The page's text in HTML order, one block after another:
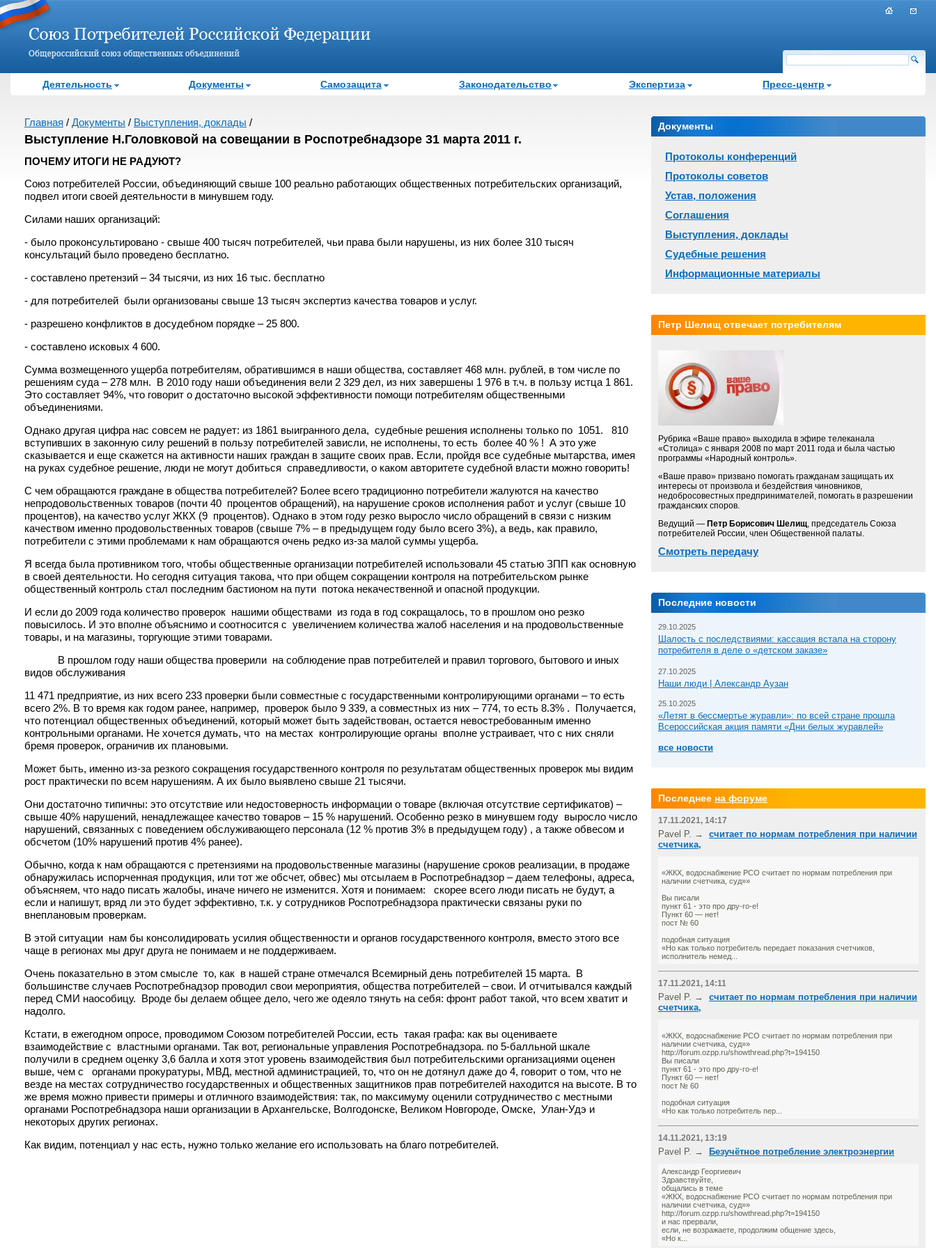
Деятельность Документы Самозащита Законодательство Экспертиза Пресс-центр
Главная / Документы / Выступления, доклады /
Выступление Н.Головковой на совещании в Роспотребнадзоре 31 марта 2011 г.
ПОЧЕМУ ИТОГИ НЕ РАДУЮТ?
Союз потребителей России, объединяющий свыше 100 реально работающих общественных потребительских организаций,
подвел итоги своей деятельности в минувшем году.
Силами наших организаций:
- было проконсультировано - свыше 400 тысяч потребителей, чьи права были нарушены, из них более 310 тысяч
консультаций было проведено бесплатно.
- составлено претензий – 34 тысячи, из них 16 тыс. бесплатно
- для потребителей были организованы свыше 13 тысяч экспертиз качества товаров и услуг.
- разрешено конфликтов в досудебном порядке – 25 800.
- составлено исковых 4 600.
Сумма возмещенного ущерба потребителям, обратившимся в наши общества, составляет 468 млн. рублей, в том числе по
решениям суда – 278 млн. В 2010 году наши объединения вели 2 329 дел, из них завершены 1 976 в т.ч. в пользу истца 1 861.
Это составляет 94%, что говорит о достаточно высокой эффективности помощи потребителям общественными
объединениями.
Однако другая цифра нас совсем не радует: из 1861 выигранного дела, судебные решения исполнены только по 1051. 810
вступивших в законную силу решений в пользу потребителей зависли, не исполнены, то есть более 40 % ! А это уже
сказывается и еще скажется на активности наших граждан в защите своих прав. Если, пройдя все судебные мытарства, имея
на руках судебное решение, люди не могут добиться справедливости, о каком авторитете судебной власти можно говорить!
С чем обращаются граждане в общества потребителей? Более всего традиционно потребители жалуются на качество
непродовольственных товаров (почти 40 процентов обращений), на нарушение сроков исполнения работ и услуг (свыше 10
процентов), на качество услуг ЖКХ (9 процентов). Однако в этом году резко выросло число обращений в связи с низким
качеством именно продовольственных товаров (свыше 7% – в предыдущем году было всего 3%), а ведь, как правило,
потребители с этими проблемами к нам обращаются очень редко из-за малой суммы ущерба.
Я всегда была противником того, чтобы общественные организации потребителей использовали 45 статью ЗПП как основную
в своей деятельности. Но сегодня ситуация такова, что при общем сокращении контроля на потребительском рынке
общественный контроль стал последним бастионом на пути потока некачественной и опасной продукции.
И если до 2009 года количество проверок нашими обществами из года в год сокращалось, то в прошлом оно резко
повысилось. И это вполне объяснимо и соотносится с увеличением количества жалоб населения и на продовольственные
товары, и на магазины, торгующие этими товарами.
В прошлом году наши общества проверили на соблюдение прав потребителей и правил торгового, бытового и иных
видов обслуживания
11 471 предприятие, из них всего 233 проверки были совместные с государственными контролирующими органами – то есть
всего 2%. В то время как годом ранее, например, проверок было 9 339, а совместных из них – 774, то есть 8.3% . Получается,
что потенциал общественных объединений, который может быть задействован, остается невостребованным именно
контрольными органами. Не хочется думать, что на местах контролирующие органы вполне устраивает, что с них сняли
бремя проверок, ограничив их плановыми.
Может быть, именно из-за резкого сокращения государственного контроля по результатам общественных проверок мы видим
рост практически по всем нарушениям. А их было выявлено свыше 21 тысячи.
Они достаточно типичны: это отсутствие или недостоверность информации о товаре (включая отсутствие сертификатов) –
свыше 40% нарушений, ненадлежащее качество товаров – 15 % нарушений. Особенно резко в минувшем году выросло число
нарушений, связанных с поведением обслуживающего персонала (12 % против 3% в предыдущем году) , а также обвесом и
обсчетом (10% нарушений против 4% ранее).
Обычно, когда к нам обращаются с претензиями на продовольственные магазины (нарушение сроков реализации, в продаже
обнаружилась испорченная продукция, или тот же обсчет, обвес) мы отсылаем в Роспотребнадзор – даем телефоны, адреса,
объясняем, что надо писать жалобы, иначе ничего не изменится. Хотя и понимаем: скорее всего люди писать не будут, а
если и напишут, вряд ли это будет эффективно, т.к. у сотрудников Роспотребнадзора практически связаны руки по
внеплановым проверкам.
В этой ситуации нам бы консолидировать усилия общественности и органов государственного контроля, вместо этого все
чаще в регионах мы друг друга не понимаем и не поддерживаем.
Очень показательно в этом смысле то, как в нашей стране отмечался Всемирный день потребителей 15 марта. В
большинстве случаев Роспотребнадзор проводил свои мероприятия, общества потребителей – свои. И отчитывался каждый
перед СМИ наособицу. Вроде бы делаем общее дело, чего же одеяло тянуть на себя: фронт работ такой, что всем хватит и
надолго.
Кстати, в ежегодном опросе, проводимом Союзом потребителей России, есть такая графа: как вы оцениваете
взаимодействие с властными органами. Так вот, региональные управления Роспотребнадзора. по 5-балльной шкале
получили в среднем оценку 3,6 балла и хотя этот уровень взаимодействия был потребительскими организациями оценен
выше, чем с органами прокуратуры, МВД, местной администрацией, то, что он не дотянул даже до 4, говорит о том, что не
везде на местах сотрудничество государственных и общественных защитников прав потребителей находится на высоте. В то
же время можно привести примеры и отличного взаимодействия: так, по максимуму оценили сотрудничество с местными
органами Роспотребнадзора наши организации в Архангельске, Волгодонске, Великом Новгороде, Омске, Улан-Удэ и
некоторых других регионах.
Как видим, потенциал у нас есть, нужно только желание его использовать на благо потребителей.
Документы
Протоколы конференций
Протоколы советов
Устав, положения
Соглашения
Выступления, доклады
Судебные решения
Информационные материалы
Петр Шелищ отвечает потребителям
Рубрика «Ваше право» выходила в эфире телеканала
«Столица» с января 2008 по март 2011 года и была частью
программы «Народный контроль».
«Ваше право» призвано помогать гражданам защищать их
интересы от произвола и бездействия чиновников,
недобросовестных предпринимателей, помогать в разрешении
гражданских споров.
Ведущий — Петр Борисович Шелищ, председатель Союза
потребителей России, член Общественной палаты.
Смотреть передачу
Последние новости
29.10.2025
Шалость с последствиями: кассация встала на сторону
потребителя в деле о «детском заказе»
27.10.2025
Наши люди | Александр Аузан
25.10.2025
«Летят в бессмертье журавли»: по всей стране прошла
Всероссийская акция памяти «Дни белых журавлей»
все новости
Последнее на форуме
17.11.2021, 14:17
Pavel P. → считает по нормам потребления при наличии
счетчика,
«ЖКХ, водоснабжение РСО считает по нормам потребления при
наличии счетчика, суд»»
Вы писали
пункт 61 - это про дру-го-е!
Пункт 60 — нет!
пост № 60
подобная ситуация
«Но как только потребитель передает показания счетчиков,
исполнитель немед...
17.11.2021, 14:11
Pavel P. → считает по нормам потребления при наличии
счетчика,
«ЖКХ, водоснабжение РСО считает по нормам потребления при
наличии счетчика, суд»»
http://forum.ozpp.ru/showthread.php?t=194150
Вы писали
пункт 61 - это про дру-го-е!
Пункт 60 — нет!
пост № 60
подобная ситуация
«Но как только потребитель пер...
14.11.2021, 13:19
Pavel P. → Безучётное потребление электроэнергии
Александр Георгиевич
Здравствуйте,
общались в теме
«ЖКХ, водоснабжение РСО считает по нормам потребления при
наличии счетчика, суд»»
http://forum.ozpp.ru/showthread.php?t=194150
и нас прервали,
если, не возражаете, продолжим общение здесь,
«Но к...